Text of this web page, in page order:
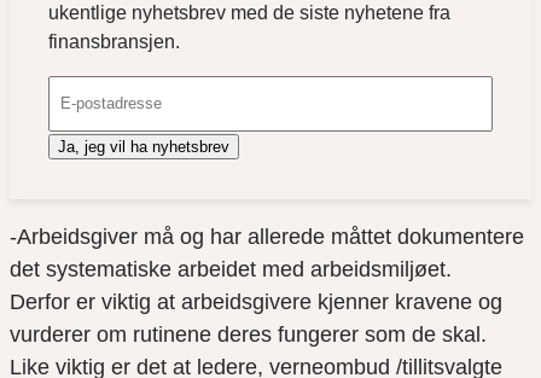
ukentlige nyhetsbrev med de siste nyhetene fra
finansbransjen.
Ja, jeg vil ha nyhetsbrev
-Arbeidsgiver må og har allerede måttet dokumentere
det systematiske arbeidet med arbeidsmiljøet.
Derfor er viktig at arbeidsgivere kjenner kravene og
vurderer om rutinene deres fungerer som de skal.
Like viktig er det at ledere, verneombud /tillitsvalgte